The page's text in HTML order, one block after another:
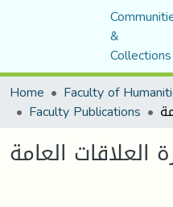
&
Collections
Home
Faculty Publications
العلاقات العامة